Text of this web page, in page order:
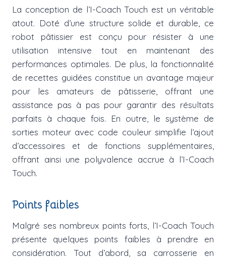
La conception de l’I-Coach Touch est un véritable
atout. Doté d’une structure solide et durable, ce
robot pâtissier est conçu pour résister à une
utilisation intensive tout en maintenant des
performances optimales. De plus, la fonctionnalité
de recettes guidées constitue un avantage majeur
pour les amateurs de pâtisserie, offrant une
assistance pas à pas pour garantir des résultats
parfaits à chaque fois. En outre, le système de
sorties moteur avec code couleur simplifie l’ajout
d’accessoires et de fonctions supplémentaires,
offrant ainsi une polyvalence accrue à l’I-Coach
Touch.
Points faibles
Malgré ses nombreux points forts, l’I-Coach Touch
présente quelques points faibles à prendre en
considération. Tout d’abord, sa carrosserie en